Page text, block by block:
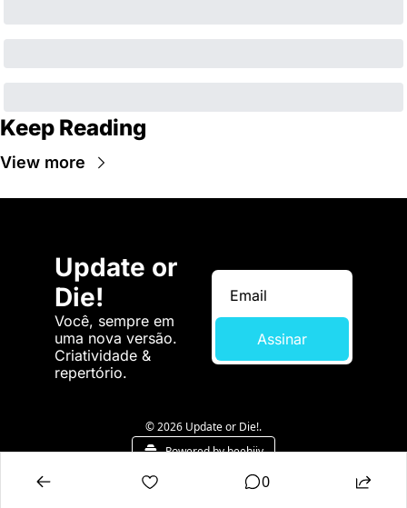
Keep Reading
View more
Update or
Die!
Você, sempre em
uma nova versão.
Criatividade &
repertório.
Assinar
© 2026 Update or Die!.
Powered by beehiiv
0